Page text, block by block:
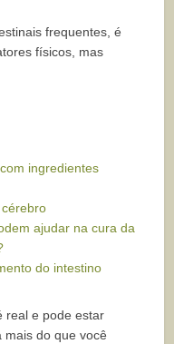
frequentes, é
físicos, mas
ingredientes
ajudar na cura da
do intestino
real e pode estar
mais do que você